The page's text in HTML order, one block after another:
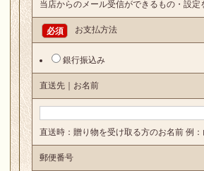
当店からのメール受信ができるもの・設定
お支払方法
必須
銀行振込み
直送先｜お名前
直送時：贈り物を受け取る方のお名前 例：
郵便番号